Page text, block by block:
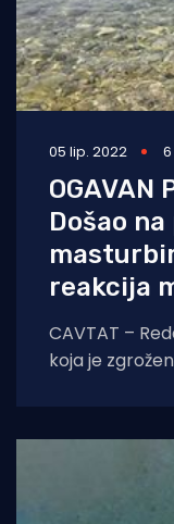
05 lip. 2022
OGAVAN
Došao
reakcija
CAVTAT –
koja je